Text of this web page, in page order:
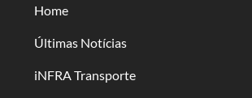
Home
Últimas Notícias
iNFRA Transporte